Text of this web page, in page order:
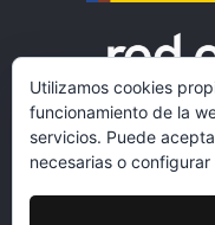
Utilizamos cookies
funcionamiento de la
servicios. Puede
necesarias o